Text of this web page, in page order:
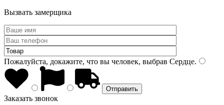
Вызвать замерщика
Пожалуйста, докажите, что вы человек, выбрав Сердце.
Заказать звонок